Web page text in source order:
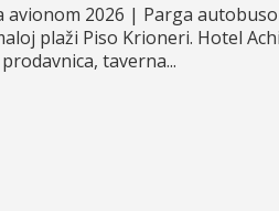
avionom 2026 | Parga
plaži Piso Krioneri. Hotel
taverna...